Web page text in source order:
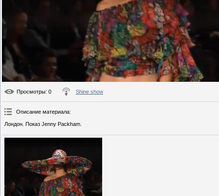
Просмотры: 0 Shine show
Описание материала:
Лондон. Показ Jenny Packham.